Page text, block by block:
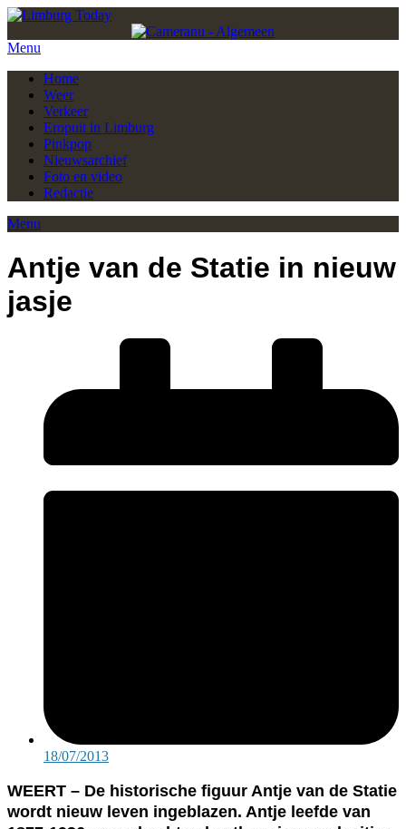
Menu
Home
Weer
Verkeer
Eropuit in Limburg
Pinkpop
Nieuwsarchief
Foto en video
Redactie
Menu
Antje van de Statie in nieuw
jasje
18/07/2013
WEERT – De historische figuur Antje van de Statie
wordt nieuw leven ingeblazen. Antje leefde van